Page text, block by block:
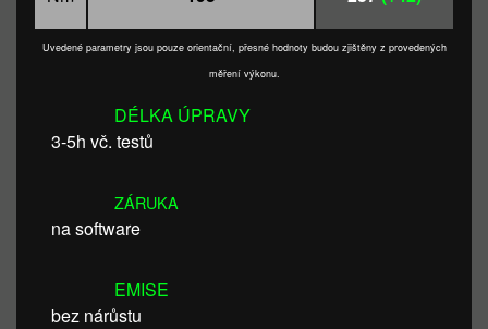
Uvedené parametry jsou pouze orientační, přesné hodnoty budou zjištěny z provedených
měření výkonu.
DÉLKA ÚPRAVY
3-5h vč. testů
ZÁRUKA
na software
EMISE
bez nárůstu